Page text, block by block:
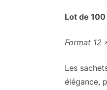
Lot de
Format 12
Les
élégance,